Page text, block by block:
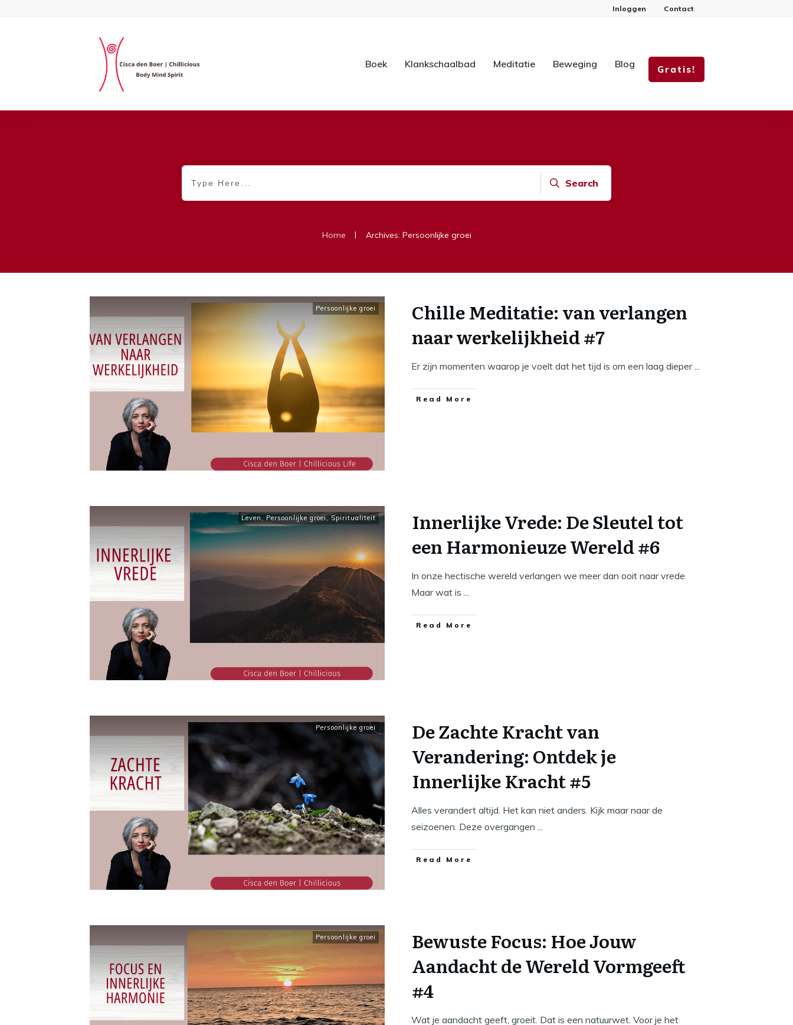
Inloggen Contact
Boek Klankschaalbad Meditatie Beweging Blog Gratis!
Search
Home | Archives: Persoonlijke groei
Persoonlijke groei
Chille Meditatie: van verlangen
naar werkelijkheid #7
Er zijn momenten waarop je voelt dat het tijd is om een laag dieper
​Read More
Leven , Persoonlijke groei,Spiritualiteit
Innerlijke Vrede: De Sleutel tot
een Harmonieuze Wereld #6
In onze hectische wereld verlangen we meer dan ooit naar vrede.
Maar wat is
​Read More
Persoonlijke groei
De Zachte Kracht van
Verandering: Ontdek je
Innerlijke Kracht #5
Alles verandert altijd. Het kan niet anders. Kijk maar naar de
seizoenen. Deze overgangen
​Read More
Persoonlijke groei
Bewuste Focus: Hoe Jouw
Aandacht de Wereld Vormgeeft
#4
Wat je aandacht geeft, groeit. Dat is een natuurwet. Voor je het